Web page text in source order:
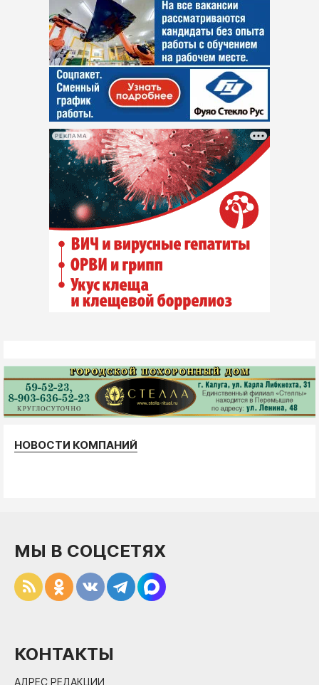
РЕКЛАМА
НОВОСТИ КОМПАНИЙ
МЫ В СОЦСЕТЯХ
КОНТАКТЫ
АДРЕС РЕДАКЦИИ